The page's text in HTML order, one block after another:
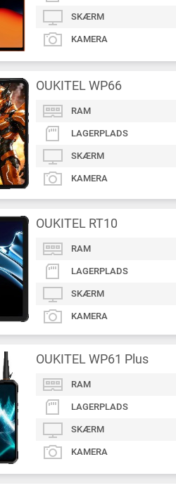
SKÆRM
KAMERA
OUKITEL WP66
RAM
LAGERPLADS
SKÆRM
KAMERA
OUKITEL RT10
RAM
LAGERPLADS
SKÆRM
KAMERA
OUKITEL WP61 Plus
RAM
LAGERPLADS
SKÆRM
KAMERA